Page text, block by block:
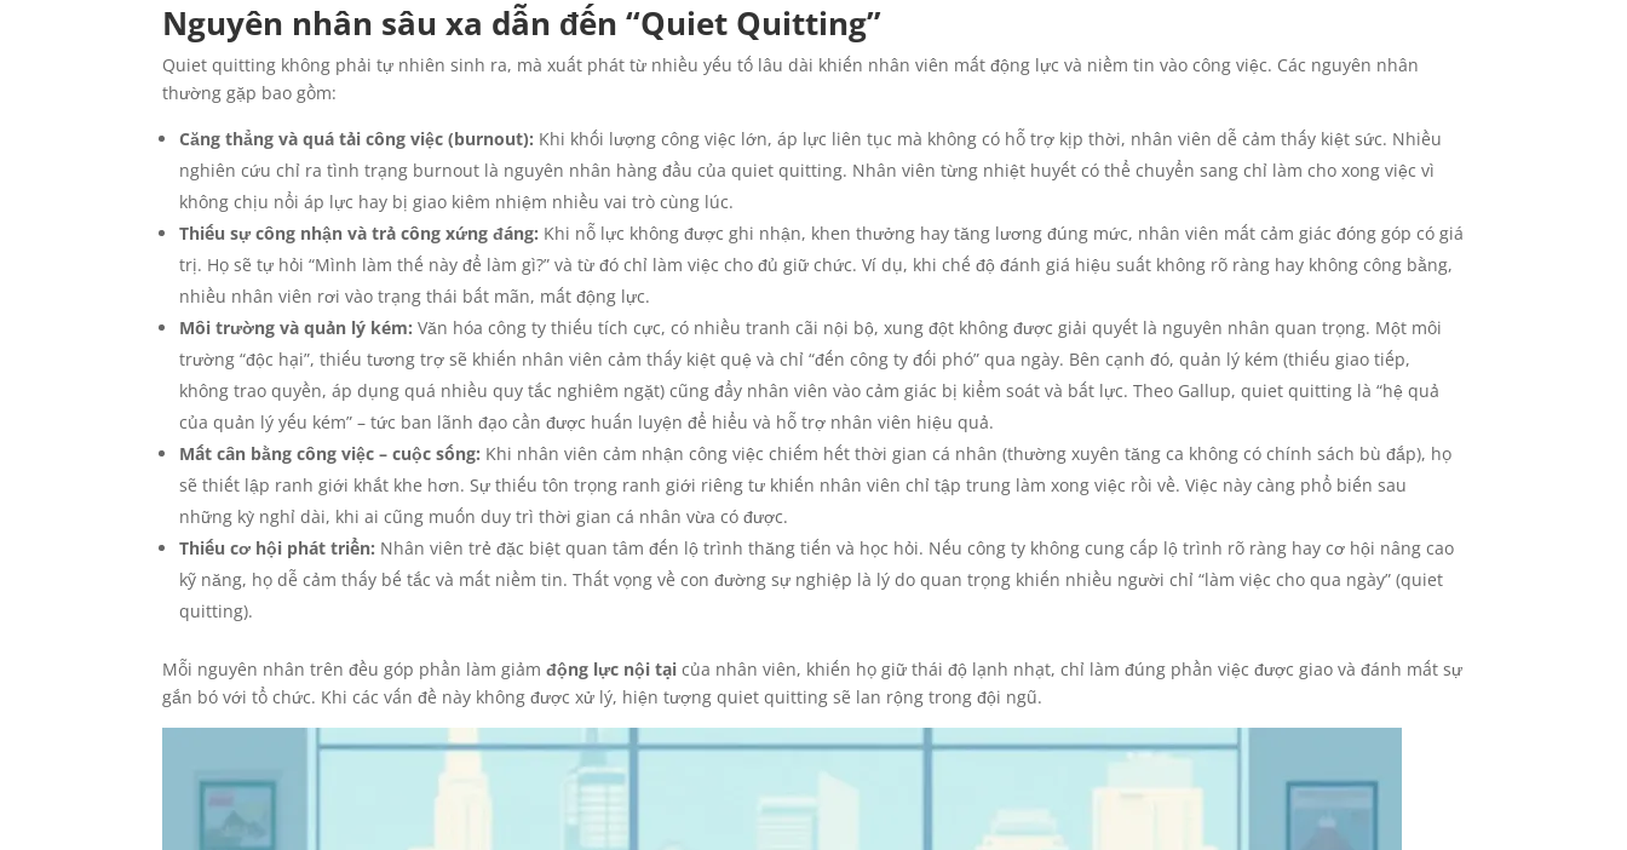
Nguyên nhân sâu xa dẫn đến “Quiet Quitting”
Quiet quitting không phải tự nhiên sinh ra, mà xuất phát từ nhiều yếu tố lâu dài khiến nhân viên mất động lực và niềm tin vào công việc. Các nguyên nhân
thường gặp bao gồm:
Căng thẳng và quá tải công việc (burnout): Khi khối lượng công việc lớn, áp lực liên tục mà không có hỗ trợ kịp thời, nhân viên dễ cảm thấy kiệt sức. Nhiều
nghiên cứu chỉ ra tình trạng burnout là nguyên nhân hàng đầu của quiet quitting. Nhân viên từng nhiệt huyết có thể chuyển sang chỉ làm cho xong việc vì
không chịu nổi áp lực hay bị giao kiêm nhiệm nhiều vai trò cùng lúc.
Thiếu sự công nhận và trả công xứng đáng: Khi nỗ lực không được ghi nhận, khen thưởng hay tăng lương đúng mức, nhân viên mất cảm giác đóng góp có giá
trị. Họ sẽ tự hỏi “Mình làm thế này để làm gì?” và từ đó chỉ làm việc cho đủ giữ chức. Ví dụ, khi chế độ đánh giá hiệu suất không rõ ràng hay không công bằng,
nhiều nhân viên rơi vào trạng thái bất mãn, mất động lực.
Môi trường và quản lý kém: Văn hóa công ty thiếu tích cực, có nhiều tranh cãi nội bộ, xung đột không được giải quyết là nguyên nhân quan trọng. Một môi
trường “độc hại”, thiếu tương trợ sẽ khiến nhân viên cảm thấy kiệt quệ và chỉ “đến công ty đối phó” qua ngày. Bên cạnh đó, quản lý kém (thiếu giao tiếp,
không trao quyền, áp dụng quá nhiều quy tắc nghiêm ngặt) cũng đẩy nhân viên vào cảm giác bị kiểm soát và bất lực. Theo Gallup, quiet quitting là “hệ quả
của quản lý yếu kém” – tức ban lãnh đạo cần được huấn luyện để hiểu và hỗ trợ nhân viên hiệu quả.
Mất cân bằng công việc – cuộc sống: Khi nhân viên cảm nhận công việc chiếm hết thời gian cá nhân (thường xuyên tăng ca không có chính sách bù đắp), họ
sẽ thiết lập ranh giới khắt khe hơn. Sự thiếu tôn trọng ranh giới riêng tư khiến nhân viên chỉ tập trung làm xong việc rồi về. Việc này càng phổ biến sau
những kỳ nghỉ dài, khi ai cũng muốn duy trì thời gian cá nhân vừa có được.
Thiếu cơ hội phát triển: Nhân viên trẻ đặc biệt quan tâm đến lộ trình thăng tiến và học hỏi. Nếu công ty không cung cấp lộ trình rõ ràng hay cơ hội nâng cao
kỹ năng, họ dễ cảm thấy bế tắc và mất niềm tin. Thất vọng về con đường sự nghiệp là lý do quan trọng khiến nhiều người chỉ “làm việc cho qua ngày” (quiet
quitting).
Mỗi nguyên nhân trên đều góp phần làm giảmđộng lực nội tại của nhân viên, khiến họ giữ thái độ lạnh nhạt, chỉ làm đúng phần việc được giao và đánh mất sự
gắn bó với tổ chức. Khi các vấn đề này không được xử lý, hiện tượng quiet quitting sẽ lan rộng trong đội ngũ.